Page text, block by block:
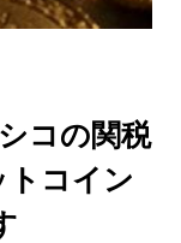
コの関税
トコイン